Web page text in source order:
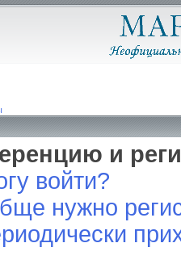
и
войти?
нужно